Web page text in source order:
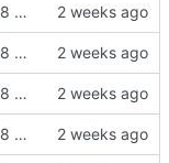
OKF v0.2 Migration: 28 Konzepte + root index (Trust-Signale)
OKF v0.2 Migration: 28 Konzepte + root index (Trust-Signale)
OKF v0.2 Migration: 28 Konzepte + root index (Trust-Signale)
OKF v0.2 Migration: 28 Konzepte + root index (Trust-Signale)